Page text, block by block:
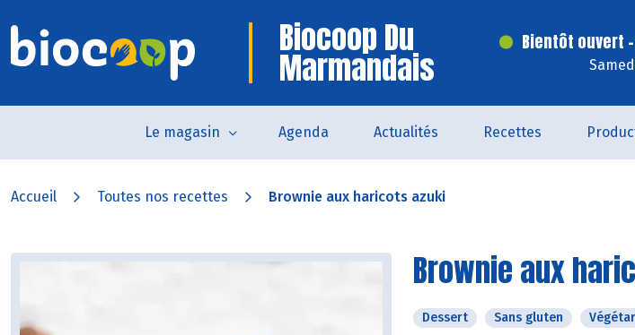
Biocoop Du
Marmandais
Bientôt ouvert
Le magasin Agenda Actualités Recettes
Accueil Toutes nos recettes Brownie aux haricots azuki
Brownie aux
Dessert Sans gluten